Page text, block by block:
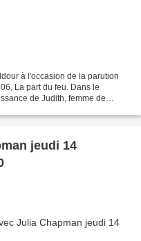
à l'occasion de la parution
La part du feu. Dans le
de Judith, femme de
jeudi 14